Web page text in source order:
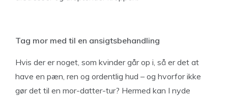
Tag mor med til en ansigtsbehandling
Hvis der er noget, som kvinder går op i, så er det at
have en pæn, ren og ordentlig hud – og hvorfor ikke
gør det til en mor-datter-tur? Hermed kan I nyde